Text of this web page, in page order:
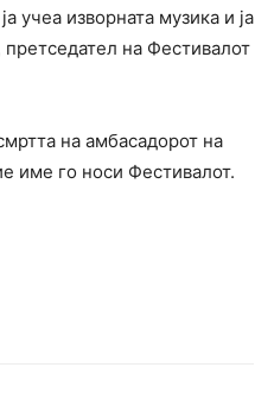
учеа изворната музика и ја
на Фестивалот
на амбасадорот на
име го носи Фестивалот.